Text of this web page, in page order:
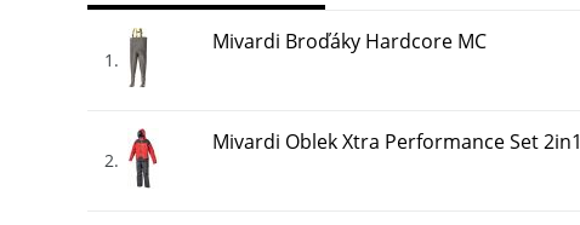
1
Mivardi Broďáky Hardcore MC
2
Mivardi Oblek Xtra Performance Set 2in1